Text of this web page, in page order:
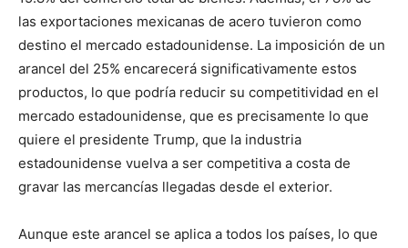
las exportaciones mexicanas de acero tuvieron como
destino el mercado estadounidense. La imposición de un
arancel del 25% encarecerá significativamente estos
productos, lo que podría reducir su competitividad en el
mercado estadounidense, que es precisamente lo que
quiere el presidente Trump, que la industria
estadounidense vuelva a ser competitiva a costa de
gravar las mercancías llegadas desde el exterior.
Aunque este arancel se aplica a todos los países, lo que